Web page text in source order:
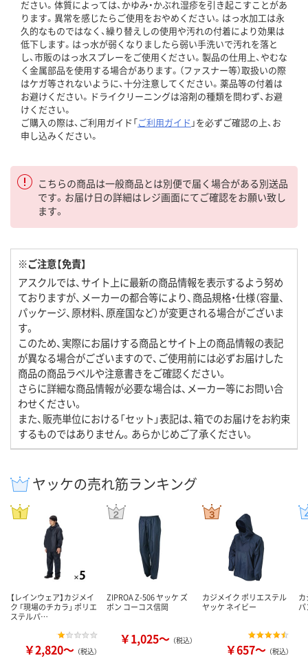
ださい。体質によっては、かゆみ・かぶれ湿疹を引き起こすことがあ
ります。異常を感じたらご使用をおやめください。はっ水加工は永
久的なものではなく、繰り替えしの使用や汚れの付着により効果は
低下します。はっ水が弱くなりましたら弱い手洗いで汚れを落と
し、市販のはっ水スプレーをご使用ください。製品の仕用上、やむな
く金属部品を使用する場合があります。（ファスナー等）取扱いの際
はケガ等されないように、十分注意してください。薬品等の付着は
お避けください。ドライクリーニングは溶剤の種類を問わず、お避
けください。
ご購入の際は、ご利用ガイド「ご利用ガイド 」を必ずご確認の上、お
申し込みください。
こちらの商品は一般商品とは別便で届く場合がある別送品
です。お届け日の詳細はレジ画面にてご確認をお願い致し
ます。
※ご注意【免責】
アスクルでは、サイト上に最新の商品情報を表示するよう努め
ておりますが、メーカーの都合等により、商品規格・仕様（容量、
パッケージ、原材料、原産国など）が変更される場合がございま
す。
このため、実際にお届けする商品とサイト上の商品情報の表記
が異なる場合がございますので、ご使用前には必ずお届けした
商品の商品ラベルや注意書きをご確認ください。
さらに詳細な商品情報が必要な場合は、メーカー等にお問い合
わせください。
また、販売単位における「セット」表記は、箱でのお届けをお約束
するものではありません。あらかじめご了承ください。
ヤッケの売れ筋ランキング
【レインウェア】カジメイ
ク 「現場のチカラ」 ポリエ
ステルパ…
￥2,820～ （税込）
ZIPROA Z-506 ヤッケ ズ
ボン コーコス信岡
￥1,025～ （税込）
カジメイク ポリエステル
ヤッケ ネイビー
￥657～ （税込）